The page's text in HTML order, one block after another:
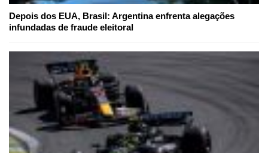
Depois dos EUA, Brasil: Argentina enfrenta alegações
infundadas de fraude eleitoral